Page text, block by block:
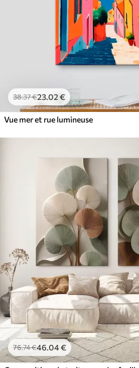
38.37€23.02 €
Vue mer et rue lumineuse
76.74€46.04€